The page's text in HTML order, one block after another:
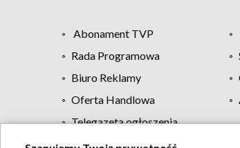
Abonament TVP
Rada Programowa
Biuro Reklamy
Oferta Handlowa
Telegazeta ogłoszenia